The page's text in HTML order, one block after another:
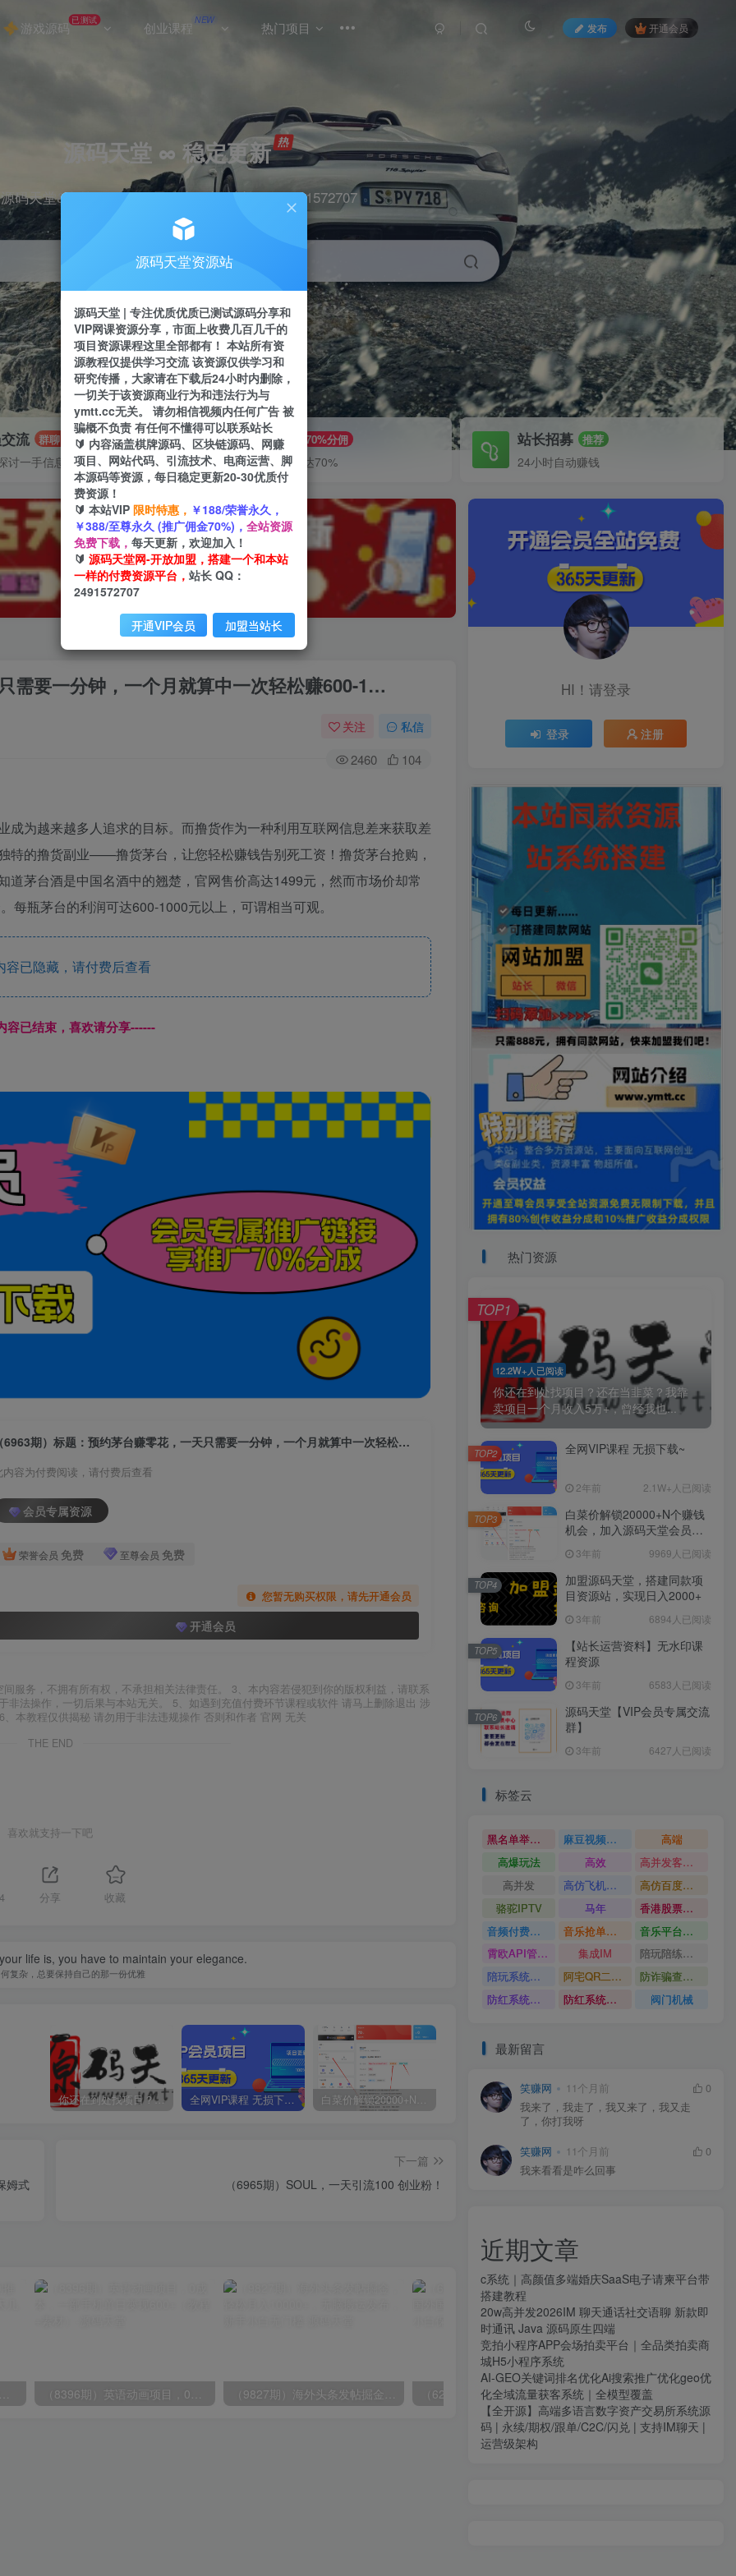
游戏源码 已测试 创业课程 NEW 热门项目 发布 开通会员
源码天堂 ∞ 稳定更新
源码天堂&实战项目&365天稳定更新 站长qq：2491572707
引流 抖音 挂机 直播 快手 小红书
流 群聊
讨一手信息差
推广赚钱 70%分佣
推广返佣高达70%
站长招募 推荐
24小时自动赚钱
需要一分钟，一个月就算中一次轻松赚600-1…
关注 私信
2460 104
为越来越多人追求的目标。而撸货作为一种利用互联网信息差来获取差
特的撸货副业——撸货茅台，让您轻松赚钱告别死工资！撸货茅台抢购，
茅台酒是中国名酒中的翘楚，官网售价高达1499元，然而市场价却常
瓶茅台的利润可达600-1000元以上，可谓相当可观。
已隐藏，请付费后查看
容已结束，喜欢请分享------
（6963期）标题：预约茅台赚零花，一天只需要一分钟，一个月就算中一次轻松赚600-1…
内容为付费阅读，请付费后查看
会员专属资源
荣誉会员 免费 至尊会员 免费
您暂无购买权限，请先开通会员
开通会员
服务，不拥有所有权，不承担相关法律责任。 3、本内容若侵犯到你的版权利益，请联系
法操作，一切后果与本站无关。 5、如遇到充值付费环节课程或软件 请马上删除退出 涉
本教程仅供揭秘 请勿用于非法违规操作 否则和作者 官网 无关
THE END
喜欢就支持一下吧
分享 收藏
life is, you have to maintain your elegance.
复杂，总要保持自己的那一份优雅
你还在到处找项目？还在当韭菜？我靠卖项目一个月收入5万+，曾经我也是个失败者。 全网VIP课程 无损下载~ 白菜价解锁20000+N个赚钱机会，加入源码天堂会员，全站资源免费学习。 加盟源码天堂，搭建同款项目资源站，实现日入2000+ 【站长运营资料】无水印课程资源
下一篇
（6965期）SOUL，一天引流100 创业粉！
肉眼可见的收益增长，每天几分钟收益2000+ （8396期）英语动画项目，0成本，一部手机单日变现600+（教程+素材） （9827期）海外头条发帖掘金，轻松月入10000+，无脑搬运发布，新手小白无门槛 （6271期）批量注册邮箱，支持国外国内邮箱，无风控，效率高，小白保姆级教程
HI！请登录
登录 注册
热门资源
12.2W+人已阅读
你还在到处找项目？还在当韭菜？我靠
卖项目一个月收入5万+，曾经我也...
TOP1
全网VIP课程 无损下载~
2年前 2.1W+人已阅读
TOP2
白菜价解锁20000+N个赚钱
机会，加入源码天堂会员，
3年前 9969人已阅读
TOP3
加盟源码天堂，搭建同款项
目资源站，实现日入2000+
3年前 6894人已阅读
TOP4
【站长运营资料】无水印课
程资源
3年前 6583人已阅读
TOP5
源码天堂【VIP会员专属交流
群】
3年前 6427人已阅读
TOP6
标签云
黑名单举报系统源码 麻豆视频源码
高端
高爆玩法
高效
高并发客服系统
高并发
高仿飞机源码
高仿百度网盘UI
骆驼IPTV
马年
香港股票系统源码
音频付费订阅系统
音乐抢单系统
音乐平台源码
霄欧API管理系统
集成IM
陪玩陪练平台
陪玩系统源码
阿宅QR二维码生成
防诈骗查询系统
防红系统源码
防红系统最新版 阀门机械
最新留言
笑赚网 11个月前
0
我来了，我走了，我又来了，我又走
了，你打我呀
笑赚网 11个月前
0
我来看看是咋么回事
近期文章
c系统｜高颜值多端婚庆SaaS电子请柬平台带
搭建教程
20w高并发2026IM 聊天通话社交语聊 新款即
时通讯 Java 源码原生四端
竞拍小程序APP会场拍卖平台｜全品类拍卖商
城H5小程序系统
AI-GEO关键词排名优化Ai搜索推广优化geo优
化全域流量获客系统｜全模型覆盖
【全开源】高端多语言数字资产交易所系统源
码 | 永续/期权/跟单/C2C/闪兑 | 支持IM聊天 |
运营级架构
源码天堂资源站
源码天堂 | 专注优质优质已测试源码分享和
VIP网课资源分享，市面上收费几百几千的
项目资源课程这里全部都有！ 本站所有资
源教程仅提供学习交流 该资源仅供学习和
研究传播，大家请在下载后24小时内删除，
一切关于该资源商业行为和违法行为与
ymtt.cc无关。 请勿相信视频内任何广告 被
骗概不负责 有任何不懂得可以联系站长
🔰 内容涵盖棋牌源码、区块链源码、网赚
项目、网站代码、引流技术、电商运营、脚
本源码等资源，每日稳定更新20-30优质付
费资源！
🔰 本站VIP 限时特惠， ￥188/荣誉永久，
￥388/至尊永久 (推广佣金70%)， 全站资源
免费下载， 每天更新，欢迎加入！
🔰 源码天堂网-开放加盟，搭建一个和本站
一样的付费资源平台， 站长 QQ：
2491572707
开通VIP会员 加盟当站长